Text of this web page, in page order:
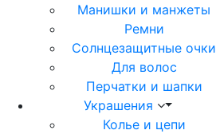
Манишки и манжеты
Ремни
Солнцезащитные очки
Для волос
Перчатки и шапки
Украшения
Колье и цепи